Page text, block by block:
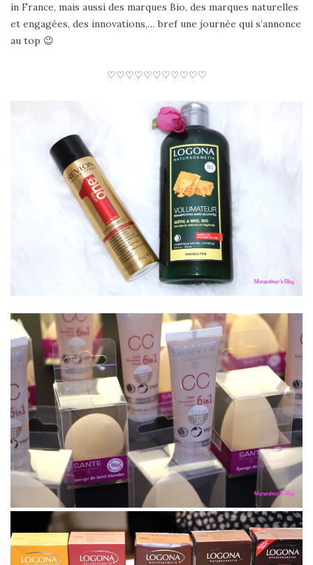
in France, mais aussi des marques Bio, des marques naturelles
et engagées, des innovations,… bref une journée qui s’annonce
au top 😉
♡♡♡♡♡♡♡♡♡♡♡